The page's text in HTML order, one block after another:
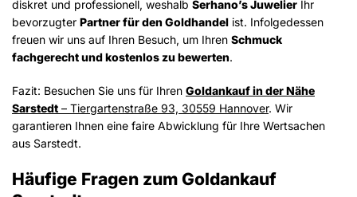
diskret und professionell, weshalb Serhano’s Juwelier Ihr
bevorzugter Partner für den Goldhandel ist. Infolgedessen
freuen wir uns auf Ihren Besuch, um Ihren Schmuck
fachgerecht und kostenlos zu bewerten.
Fazit: Besuchen Sie uns für Ihren Goldankauf in der Nähe
Sarstedt – Tiergartenstraße 93, 30559 Hannover. Wir
garantieren Ihnen eine faire Abwicklung für Ihre Wertsachen
aus Sarstedt.
Häufige Fragen zum Goldankauf